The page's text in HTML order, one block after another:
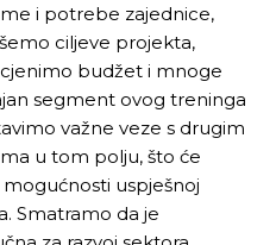
i potrebe zajednice,
ciljeve projekta,
budžet i mnoge
segment ovog treninga
važne veze s drugim
u tom polju, što će
uspješnoj
Smatramo da je